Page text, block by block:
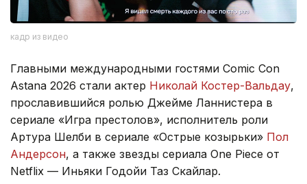
кадр из видео
Главными международными гостями Comic Con
Astana 2026 стали актер Николай Костер-Вальдау,
прославившийся ролью Джейме Ланнистера в
сериале «Игра престолов», исполнитель роли
Артура Шелби в сериале «Острые козырьки» Пол
Андерсон, а также звезды сериала One Piece от
Netflix — Иньяки Годойи Таз Скайлар.